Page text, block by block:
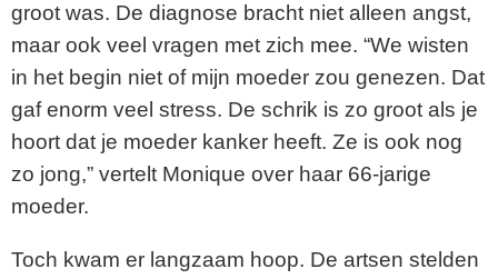
groot was. De diagnose bracht niet alleen angst,
maar ook veel vragen met zich mee. “We wisten
in het begin niet of mijn moeder zou genezen. Dat
gaf enorm veel stress. De schrik is zo groot als je
hoort dat je moeder kanker heeft. Ze is ook nog
zo jong,” vertelt Monique over haar 66-jarige
moeder.
Toch kwam er langzaam hoop. De artsen stelden